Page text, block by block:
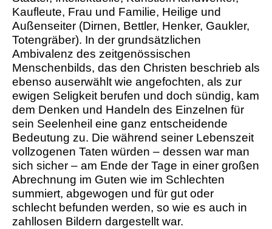
Kaufleute, Frau und Familie, Heilige und
Außenseiter (Dirnen, Bettler, Henker, Gaukler,
Totengräber). In der grundsätzlichen
Ambivalenz des zeitgenössischen
Menschenbilds, das den Christen beschrieb als
ebenso auserwählt wie angefochten, als zur
ewigen Seligkeit berufen und doch sündig, kam
dem Denken und Handeln des Einzelnen für
sein Seelenheil eine ganz entscheidende
Bedeutung zu. Die während seiner Lebenszeit
vollzogenen Taten würden – dessen war man
sich sicher – am Ende der Tage in einer großen
Abrechnung im Guten wie im Schlechten
summiert, abgewogen und für gut oder
schlecht befunden werden, so wie es auch in
zahllosen Bildern dargestellt war.